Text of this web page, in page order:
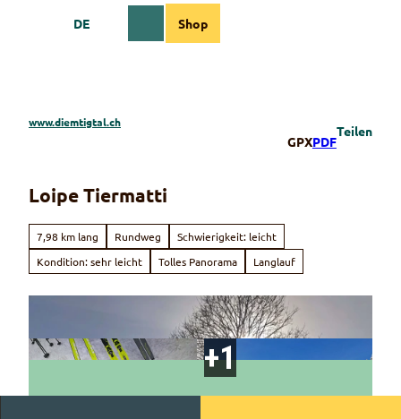
Informationen
DE Shop
www.diemtigtal.ch
GPXPDF
Teilen
Loipe Tiermatti
7,98 km lang Rundweg
Schwierigkeit: leicht
Kondition: sehr leicht
Tolles Panorama Langlauf